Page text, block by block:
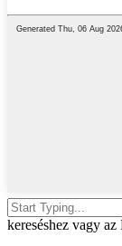
kereséshez vagy